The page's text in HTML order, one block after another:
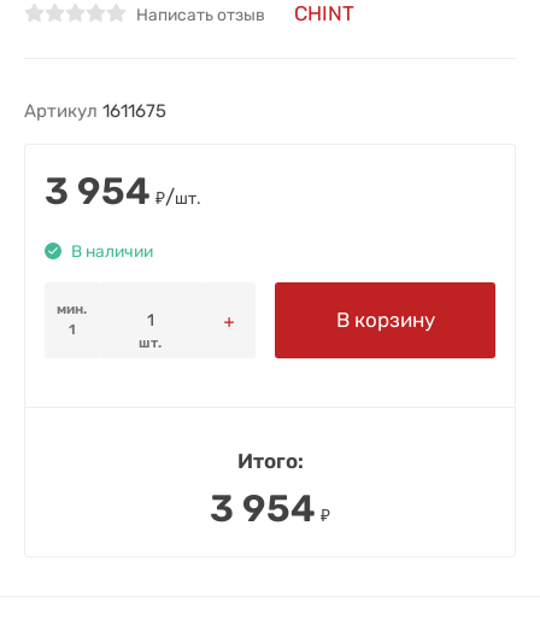
Написать отзыв CHINT
Артикул 1611675
3 954 ₽/шт.
В наличии
мин.
1
шт.
В корзину
Итого:
3 954 ₽